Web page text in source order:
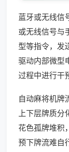
蓝牙或无线信
或无线信号与
型等指令，发
驱动内部微型
过程中进行干
自动麻将机牌
上下层牌质
花色孤牌堆积
预下牌流难自